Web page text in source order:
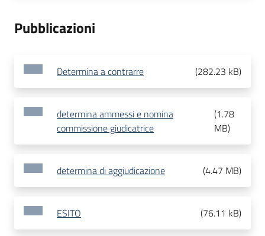
Pubblicazioni
Determina a contrarre (282.23 kB)
determina ammessi e nomina
commissione giudicatrice
(1.78
MB)
determina di aggiudicazione (4.47 MB)
ESITO (76.11 kB)